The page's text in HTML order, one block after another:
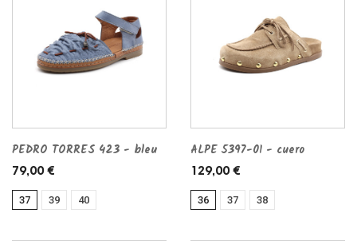
PEDRO TORRES 423 - bleu
79,00 €
37 39 40
ALPE 5397-01 - cuero
129,00 €
36 37 38